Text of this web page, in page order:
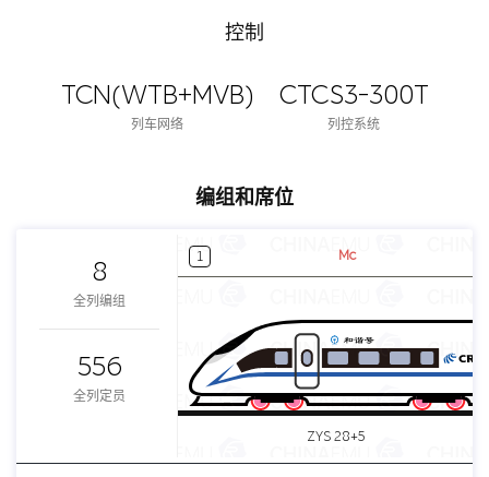
控制
TCN(WTB+MVB)
列车网络
CTCS3-300T
列控系统
编组和席位
8
全列编组
556
全列定员
1 Mc
ZYS 28+5